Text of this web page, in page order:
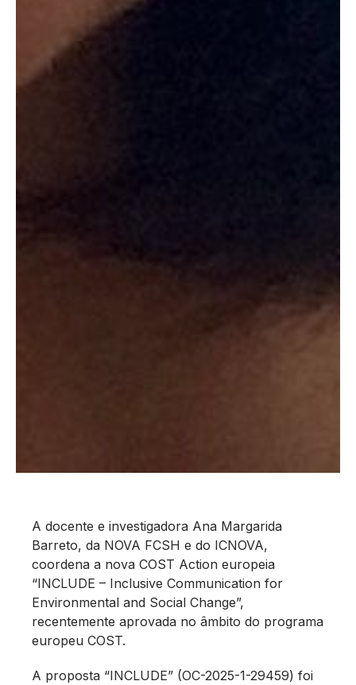
A docente e investigadora Ana Margarida
Barreto, da NOVA FCSH e do ICNOVA,
coordena a nova COST Action europeia
“INCLUDE – Inclusive Communication for
Environmental and Social Change”,
recentemente aprovada no âmbito do programa
europeu COST.
A proposta “INCLUDE” (OC-2025-1-29459) foi